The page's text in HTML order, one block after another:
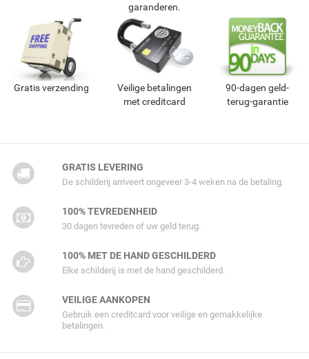
garanderen.
Gratis verzending
Veilige betalingen
met creditcard
90-dagen geld-
terug-garantie
GRATIS LEVERING
De schilderij arriveert ongeveer 3-4 weken na de betaling.
100% TEVREDENHEID
30 dagen tevreden of uw geld terug.
100% MET DE HAND GESCHILDERD
Elke schilderij is met de hand geschilderd.
VEILIGE AANKOPEN
Gebruik een creditcard voor veilige en gemakkelijke
betalingen.